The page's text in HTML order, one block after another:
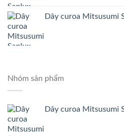
Dây curoa Mitsusumi
Nhóm sản phẩm
Dây curoa Mitsusumi